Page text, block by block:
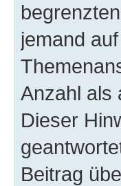
jemand
Anzahl als
Dieser
Beitrag